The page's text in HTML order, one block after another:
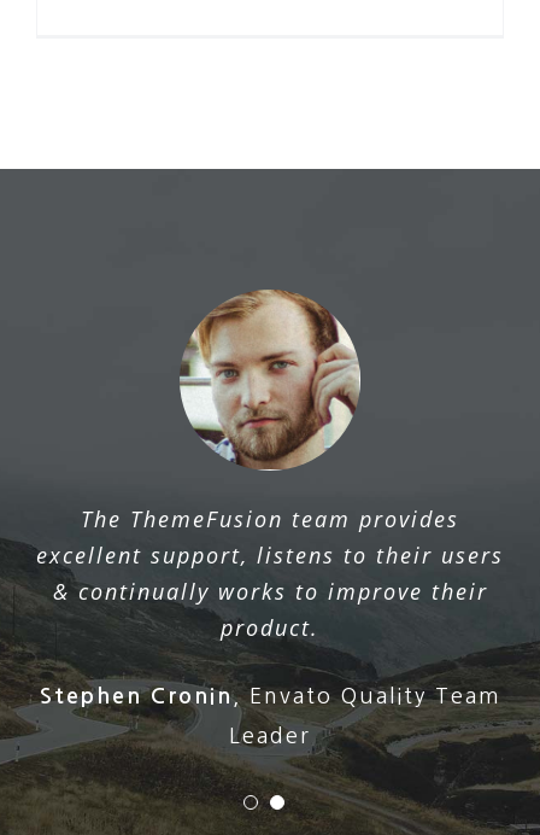
The ThemeFusion team provides
excellent support, listens to their users
& continually works to improve their
product.
Stephen Cronin,Envato Quality Team
Leader